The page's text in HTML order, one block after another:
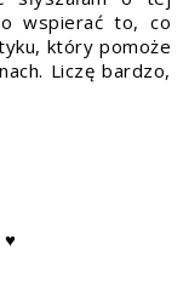
wspierać to, co
który pomoże
Liczę bardzo,
♥